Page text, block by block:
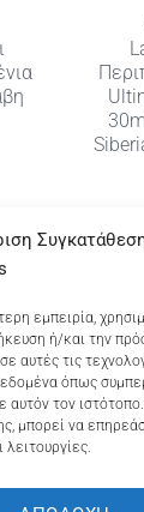
εμπειρία,
ή/και την
αυτές τις
όπως
αυτόν τον
μπορεί να
91906
5,